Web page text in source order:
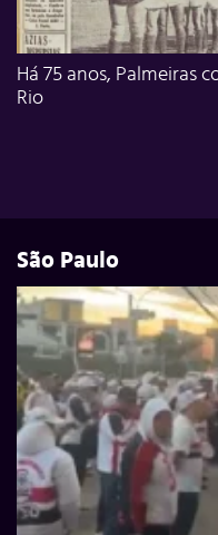
Há 75 anos, Palmeiras
Rio
São Paulo